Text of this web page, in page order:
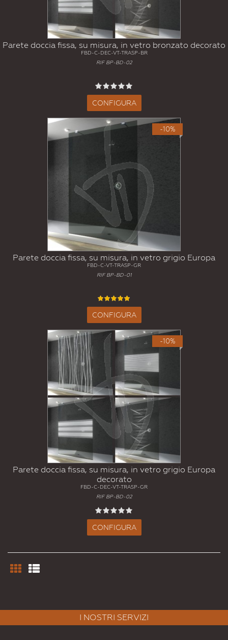
Parete doccia fissa, su misura, in vetro bronzato decorato
FBD-C-DEC-VT-TRASP-BR
RIF BP-BD-02
CONFIGURA
-10%
Parete doccia fissa, su misura, in vetro grigio Europa
FBD-C-VT-TRASP-GR
RIF BP-BD-01
CONFIGURA
-10%
Parete doccia fissa, su misura, in vetro grigio Europa
decorato
FBD-C-DEC-VT-TRASP-GR
RIF BP-BD-02
CONFIGURA
I NOSTRI SERVIZI